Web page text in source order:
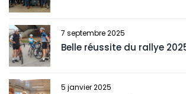
7 septembre 2025
Belle réussite du rallye
5 janvier 2025